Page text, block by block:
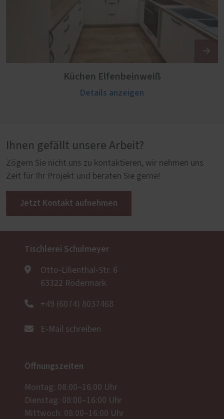
Küchen Elfenbeinweiß
Details anzeigen
Ihnen gefällt unsere Arbeit?
Zögern Sie nicht uns zu kontaktieren, wir nehmen uns
Zeit für Ihr Projekt und beraten Sie gerne!
Jetzt Kontakt aufnehmen
Tischlerei Schulmeyer
Otto-Lilienthal-Str. 6
63322 Rödermark
+49 (6074) 8037468
E-Mail schreiben
Öffnungszeiten
Montag: 08:00–16:00 Uhr
Dienstag: 08:00–16:00 Uhr
Mittwoch: 08:00–16:00 Uhr